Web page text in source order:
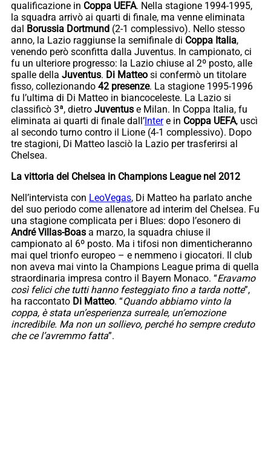
qualificazione in Coppa UEFA. Nella stagione 1994-1995,
la squadra arrivò ai quarti di finale, ma venne eliminata
dal Borussia Dortmund (2-1 complessivo). Nello stesso
anno, la Lazio raggiunse la semifinale di Coppa Italia,
venendo però sconfitta dalla Juventus. In campionato, ci
fu un ulteriore progresso: la Lazio chiuse al 2º posto, alle
spalle della Juventus. Di Matteo si confermò un titolare
fisso, collezionando 42 presenze. La stagione 1995-1996
fu l’ultima di Di Matteo in biancoceleste. La Lazio si
classificò 3ª, dietro Juventus e Milan. In Coppa Italia, fu
eliminata ai quarti di finale dall’ Intere in Coppa UEFA, uscì
al secondo turno contro il Lione (4-1 complessivo). Dopo
tre stagioni, Di Matteo lasciò la Lazio per trasferirsi al
Chelsea.
La vittoria del Chelsea in Champions League nel 2012
Nell’intervista con LeoVegas, Di Matteo ha parlato anche
del suo periodo come allenatore ad interim del Chelsea. Fu
una stagione complicata per i Blues: dopo l’esonero di
André Villas-Boas a marzo, la squadra chiuse il
campionato al 6º posto. Ma i tifosi non dimenticheranno
mai quel trionfo europeo – e nemmeno i giocatori. Il club
non aveva mai vinto la Champions League prima di quella
straordinaria impresa contro il Bayern Monaco. “Eravamo
così felici che tutti hanno festeggiato fino a tarda notte”,
ha raccontato Di Matteo. “Quando abbiamo vinto la
coppa, è stata un’esperienza surreale, un’emozione
incredibile. Ma non un sollievo, perché ho sempre creduto
che ce l’avremmo fatta”.